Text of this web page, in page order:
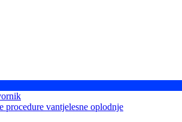
procedure vantjelesne oplodnje